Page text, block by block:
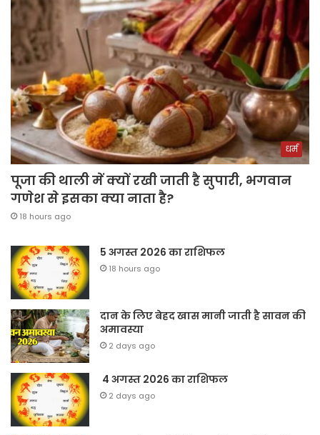
धर्म
पूजा की थाली में क्यों रखी जाती है सुपारी, भगवान
गणेश से इसका क्या नाता है?
18 hours ago
5 अगस्त 2026 का राशिफल
18 hours ago
दान के लिए बेहद खास मानी जाती है सावन की
अमावस्या
2 days ago
4 अगस्त 2026 का राशिफल
2 days ago